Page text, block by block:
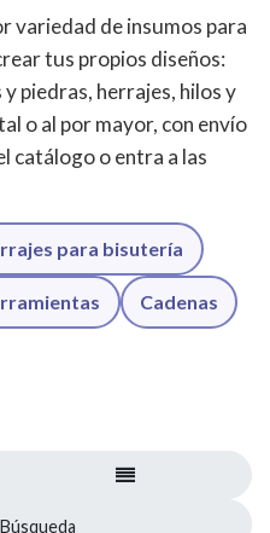
variedad de insumos para
tus propios diseños:
piedras, herrajes, hilos y
o al por mayor, con envío
catálogo o entra a las
para bisutería
Cadenas